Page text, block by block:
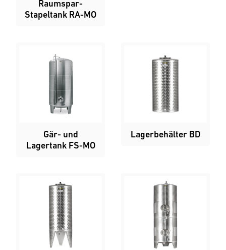
Raumspar-
Stapeltank RA-MO
Gär- und
Lagertank FS-MO
Lagerbehälter BD